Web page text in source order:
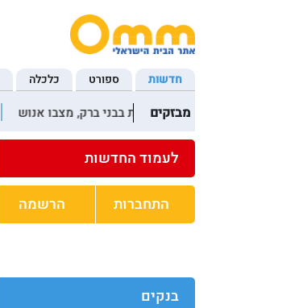
חדשות ספורט כלכלה
מבזקים
לעמוד החדשות
התחברות הרשמה
בנקים